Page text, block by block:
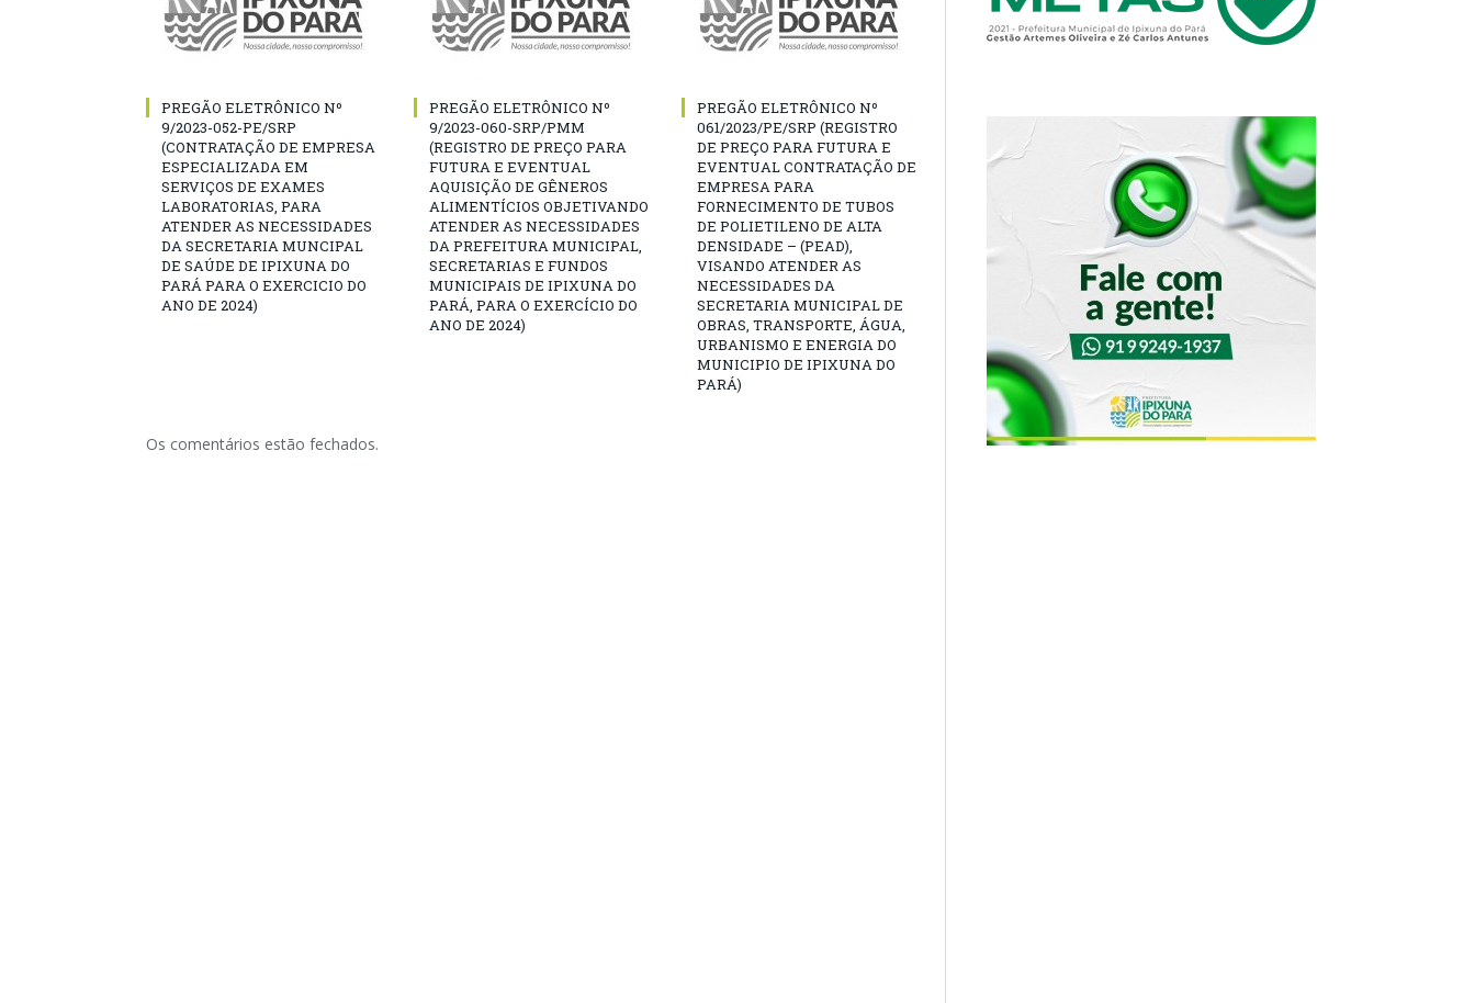
PREGÃO ELETRÔNICO Nº
9/2023-052-PE/SRP
(CONTRATAÇÃO DE EMPRESA
ESPECIALIZADA EM
SERVIÇOS DE EXAMES
LABORATORIAS, PARA
ATENDER AS NECESSIDADES
DA SECRETARIA MUNCIPAL
DE SAÚDE DE IPIXUNA DO
PARÁ PARA O EXERCICIO DO
ANO DE 2024)
PREGÃO ELETRÔNICO Nº
9/2023-060-SRP/PMM
(REGISTRO DE PREÇO PARA
FUTURA E EVENTUAL
AQUISIÇÃO DE GÊNEROS
ALIMENTÍCIOS OBJETIVANDO
ATENDER AS NECESSIDADES
DA PREFEITURA MUNICIPAL,
SECRETARIAS E FUNDOS
MUNICIPAIS DE IPIXUNA DO
PARÁ, PARA O EXERCÍCIO DO
ANO DE 2024)
PREGÃO ELETRÔNICO Nº
061/2023/PE/SRP (REGISTRO
DE PREÇO PARA FUTURA E
EVENTUAL CONTRATAÇÃO DE
EMPRESA PARA
FORNECIMENTO DE TUBOS
DE POLIETILENO DE ALTA
DENSIDADE – (PEAD),
VISANDO ATENDER AS
NECESSIDADES DA
SECRETARIA MUNICIPAL DE
OBRAS, TRANSPORTE, ÁGUA,
URBANISMO E ENERGIA DO
MUNICIPIO DE IPIXUNA DO
PARÁ)
Os comentários estão fechados.